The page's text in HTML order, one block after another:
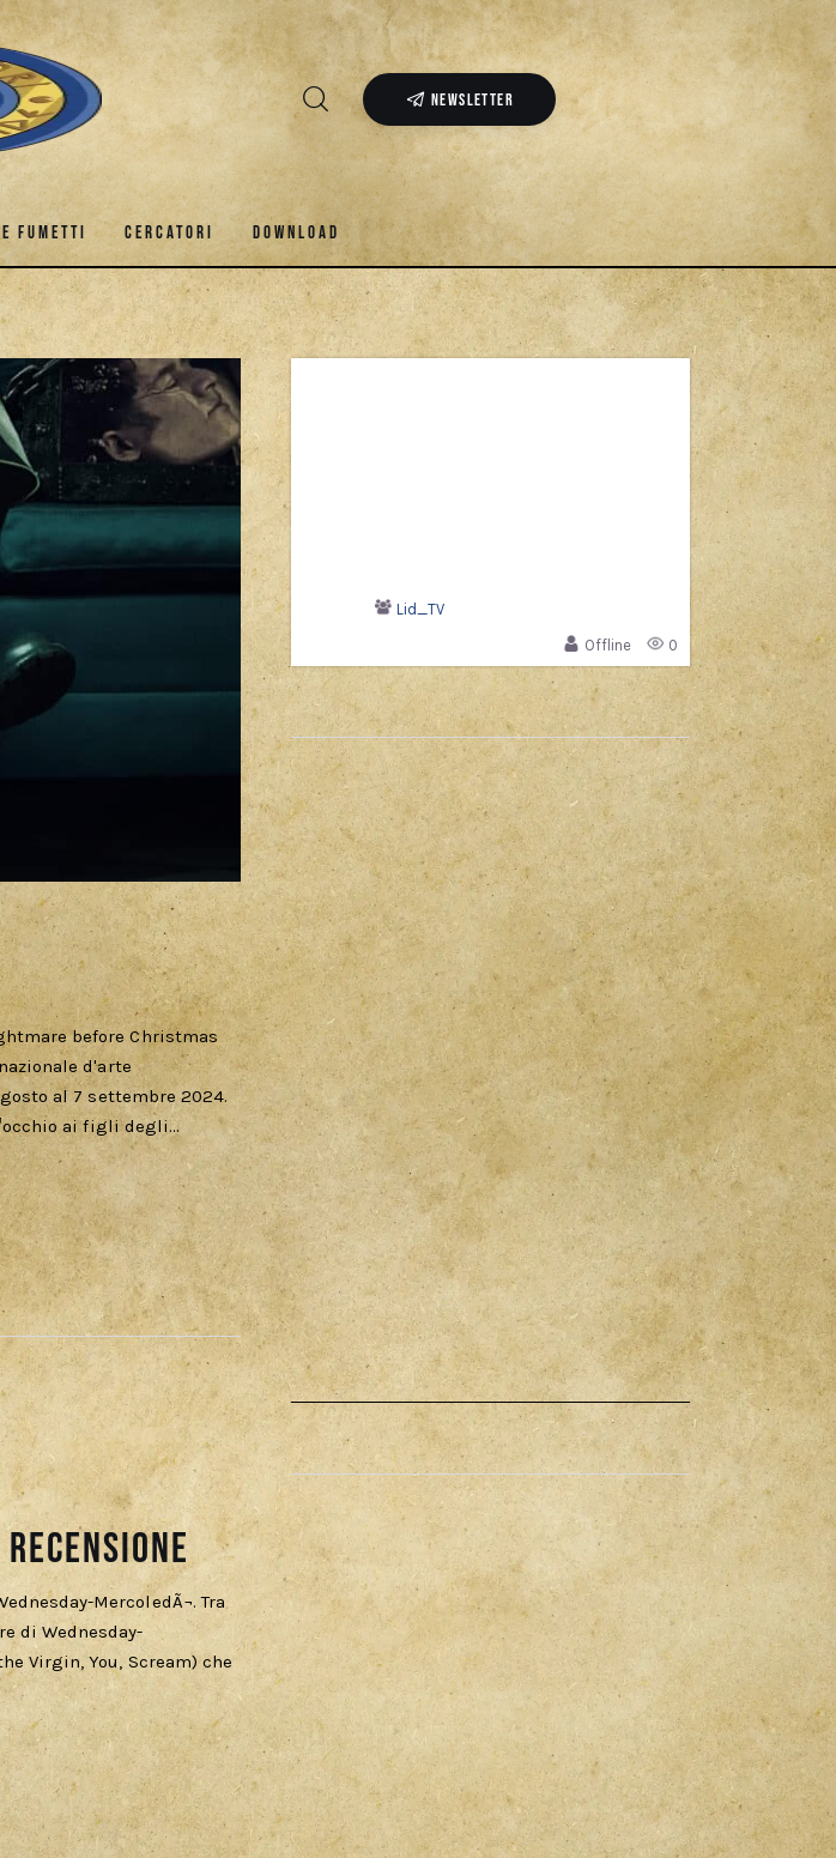
NEWSLETTER
FUMETTI CERCATORI DOWNLOAD
E FUMETTI CERCATORI
before Christmas
d'arte
al 7 settembre 2024.
ai figli degli…
recensione
MercoledÃ¬. Tra
di Wednesday-
Virgin, You, Scream) che
Lid_TV
Offline
0